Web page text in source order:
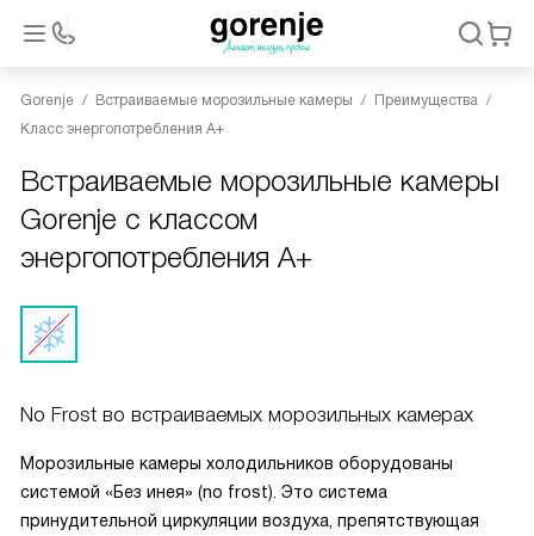
Gorenje Встраиваемые морозильные камеры
Преимущества
Класс энергопотребления А+
Встраиваемые морозильные камеры
Gorenje с классом
энергопотребления А+
No Frost во встраиваемых морозильных камерах
Морозильные камеры холодильников оборудованы
системой «Без инея» (no frost). Это система
принудительной циркуляции воздуха, препятствующая